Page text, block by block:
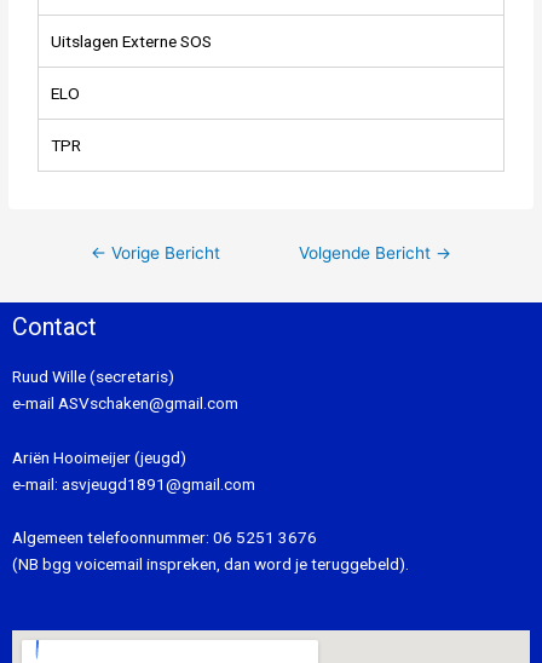
Uitslagen Externe SOS
ELO
TPR
← Vorige Bericht Volgende Bericht →
Contact
Ruud Wille (secretaris)
e-mail ASVschaken@gmail.com
Ariën Hooimeijer (jeugd)
e-mail: asvjeugd1891@gmail.com
Algemeen telefoonnummer: 06 5251 3676
(NB bgg voicemail inspreken, dan word je teruggebeld).